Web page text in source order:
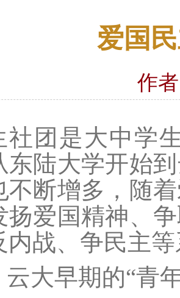
爱国
作
社团是大中学
东陆大学开始
不断增多，随
扬爱国精神、
内战、争民主
云大早期的“青